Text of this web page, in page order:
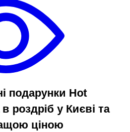
подарунки Hot
роздріб у Києві та
ціною